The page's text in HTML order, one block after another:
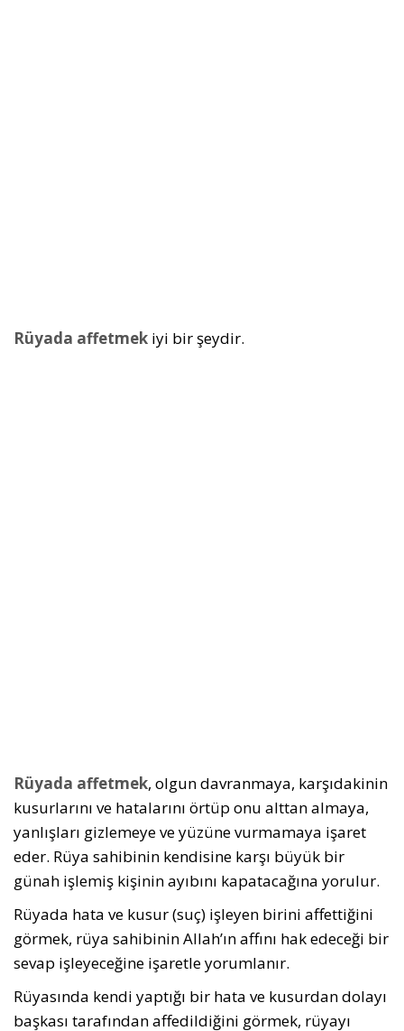
Rüyada affetmek iyi bir şeydir.
Rüyada affetmek, olgun davranmaya, karşıdakinin
kusurlarını ve hatalarını örtüp onu alttan almaya,
yanlışları gizlemeye ve yüzüne vurmamaya işaret
eder. Rüya sahibinin kendisine karşı büyük bir
günah işlemiş kişinin ayıbını kapatacağına yorulur.
Rüyada hata ve kusur (suç) işleyen birini affettiğini
görmek, rüya sahibinin Allah’ın affını hak edeceği bir
sevap işleyeceğine işaretle yorumlanır.
Rüyasında kendi yaptığı bir hata ve kusurdan dolayı
baş­kası tarafından affedildiğini görmek, rüyayı